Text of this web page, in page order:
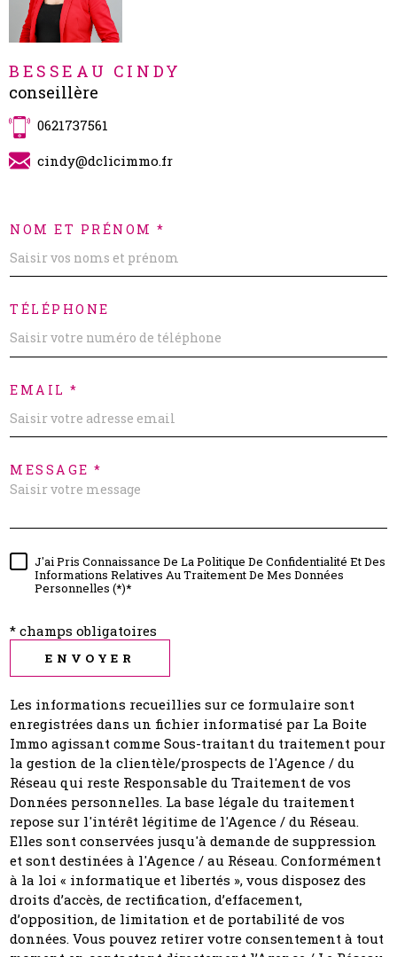
BESSEAU CINDY
conseillère
0621737561
cindy@dclicimmo.fr
NOM ET PRÉNOM *
TÉLÉPHONE
EMAIL *
MESSAGE *
J'ai Pris Connaissance De La Politique De Confidentialité Et Des
Informations Relatives Au Traitement De Mes Données
Personnelles (*)*
* champs obligatoires
ENVOYER
Les informations recueillies sur ce formulaire sont
enregistrées dans un fichier informatisé par La Boite
Immo agissant comme Sous-traitant du traitement pour
la gestion de la clientèle/prospects de l'Agence / du
Réseau qui reste Responsable du Traitement de vos
Données personnelles. La base légale du traitement
repose sur l'intérêt légitime de l'Agence / du Réseau.
Elles sont conservées jusqu'à demande de suppression
et sont destinées à l'Agence / au Réseau. Conformément
à la loi « informatique et libertés », vous disposez des
droits d’accès, de rectification, d’effacement,
d’opposition, de limitation et de portabilité de vos
données. Vous pouvez retirer votre consentement à tout